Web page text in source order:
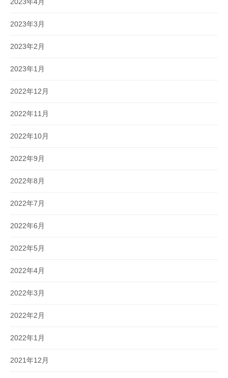
2023年3月
2023年2月
2023年1月
2022年12月
2022年11月
2022年10月
2022年9月
2022年8月
2022年7月
2022年6月
2022年5月
2022年4月
2022年3月
2022年2月
2022年1月
2021年12月